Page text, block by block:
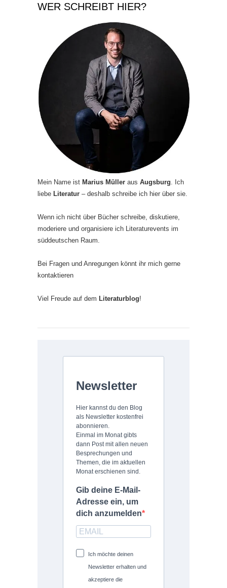
WER SCHREIBT HIER?
Mein Name ist Marius Müller aus Augsburg . Ich
liebe Literatur – deshalb schreibe ich hier über sie.
Wenn ich nicht über Bücher schreibe, diskutiere,
moderiere und organisiere ich Literaturevents im
süddeutschen Raum.
Bei Fragen und Anregungen könnt ihr mich gerne
kontaktieren
Viel Freude auf dem Literaturblog!
Newsletter
Hier kannst du den Blog
als Newsletter kostenfrei
abonnieren.
Einmal im Monat gibts
dann Post mit allen neuen
Besprechungen und
Themen, die im aktuellen
Monat erschienen sind.
Gib deine E-Mail-
Adresse ein, um
dich anzumelden
Ich möchte deinen
Newsletter erhalten und
akzeptiere die